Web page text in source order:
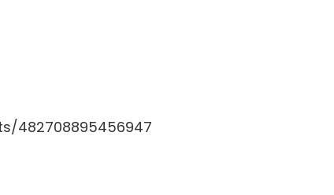
482708895456947